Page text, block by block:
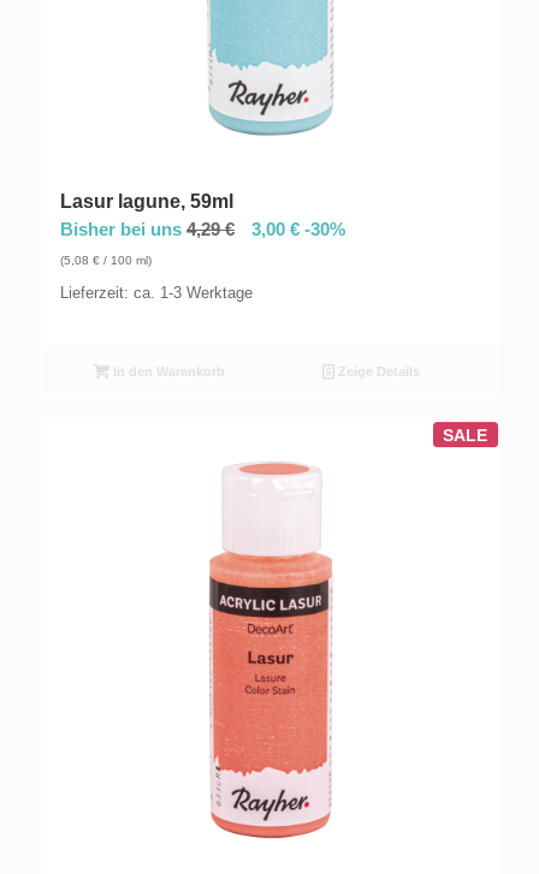
Lasur lagune, 59ml
Bisher bei uns 4,29€ 3,00 €-30%
(5,08 €/ 100 ml)
Lieferzeit: ca. 1-3 Werktage
In den Warenkorb Zeige Details
SALE